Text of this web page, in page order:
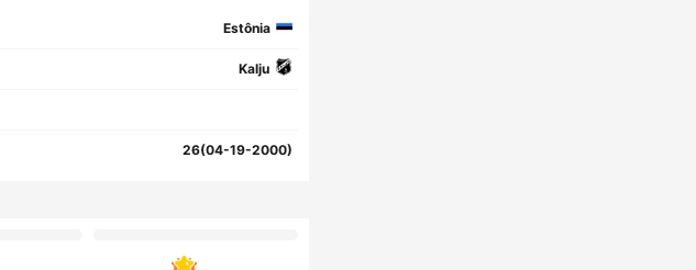
Estônia
Kalju
26(04-19-2000)